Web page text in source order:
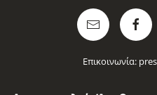
Επικοινωνία: